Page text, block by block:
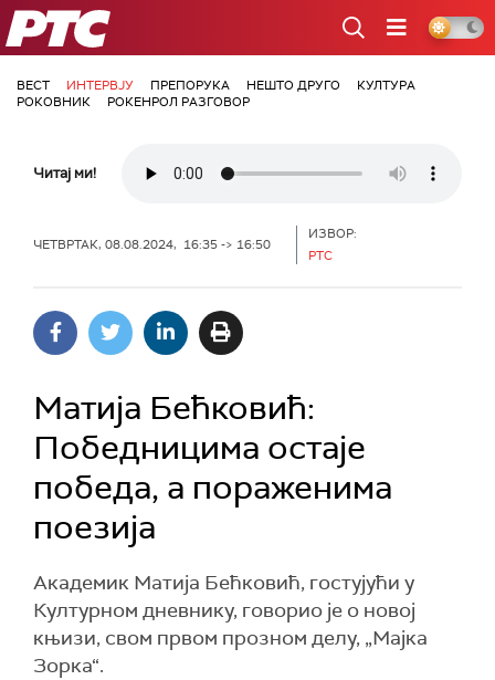
РТС
ВЕСТ ИНТЕРВЈУ ПРЕПОРУКА НЕШТО ДРУГО
КУЛТУРА
РОКОВНИК
РОКЕНРОЛ РАЗГОВОР
Читај ми!
ЧЕТВРТАК, 08.08.2024, 16:35 -> 16:50
ИЗВОР:
РТС
Матија Бећковић:
Победницима остаје
победа, а пораженима
поезија
Академик Матија Бећковић, гостујући у
Културном дневнику, говорио је о новој
књизи, свом првом прозном делу, „Мајка
Зорка“.